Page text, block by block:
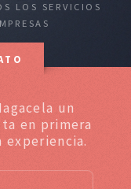
LOS SERVICIOS
un
en primera
experiencia.